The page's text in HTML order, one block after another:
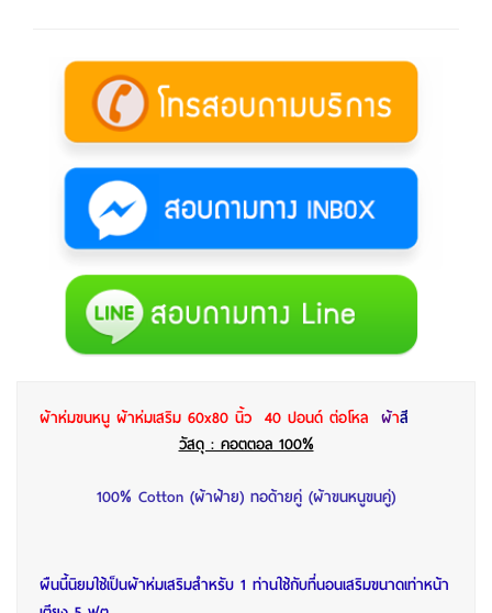
ผ้าห่มขนหนู ผ้าห่มเสริม 60x80 นิ้ว 40 ปอนด์ ต่อโหล ผ้าสี
วัสดุ : คอตตอล 100%
100% Cotton (ผ้าฝ้าย) ทอด้ายคู่ (ผ้าขนหนูขนคู่)
ผืนนี้นิยมใช้เป็นผ้าห่มเสริมสำหรับ 1 ท่านใช้กับที่นอนเสริมขนาดเท่าหน้า